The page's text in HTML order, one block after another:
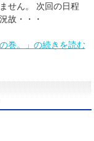
せん。 次回の日程
故・・・
巻。」の続きを読む